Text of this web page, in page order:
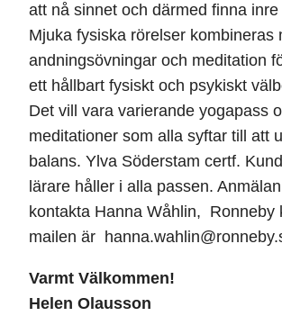
att nå sinnet och därmed finna inre
Mjuka fysiska rörelser kombineras
andningsövningar och meditation
ett hållbart fysiskt och psykiskt
Det vill vara varierande yogapass
meditationer som alla syftar till att
balans. Ylva Söderstam certf.
lärare håller i alla passen.
kontakta Hanna Wåhlin, Ronneby
mailen är
Varmt Välkommen!
Helen Olausson